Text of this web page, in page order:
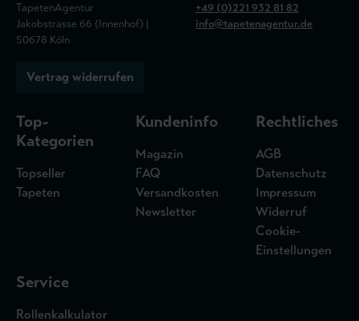
TapetenAgentur
Jakobstrasse 66 (Innenhof) |
50678 Köln
+49 (0)221 932 81 82
info@tapetenagentur.de
Vertrag widerrufen
Top-
Kategorien
Topseller
Tapeten
Kundeninfo
Magazin
FAQ
Versandkosten
Newsletter
Rechtliches
AGB
Datenschutz
Impressum
Widerruf
Cookie-
Einstellungen
Service
Rollenkalkulator